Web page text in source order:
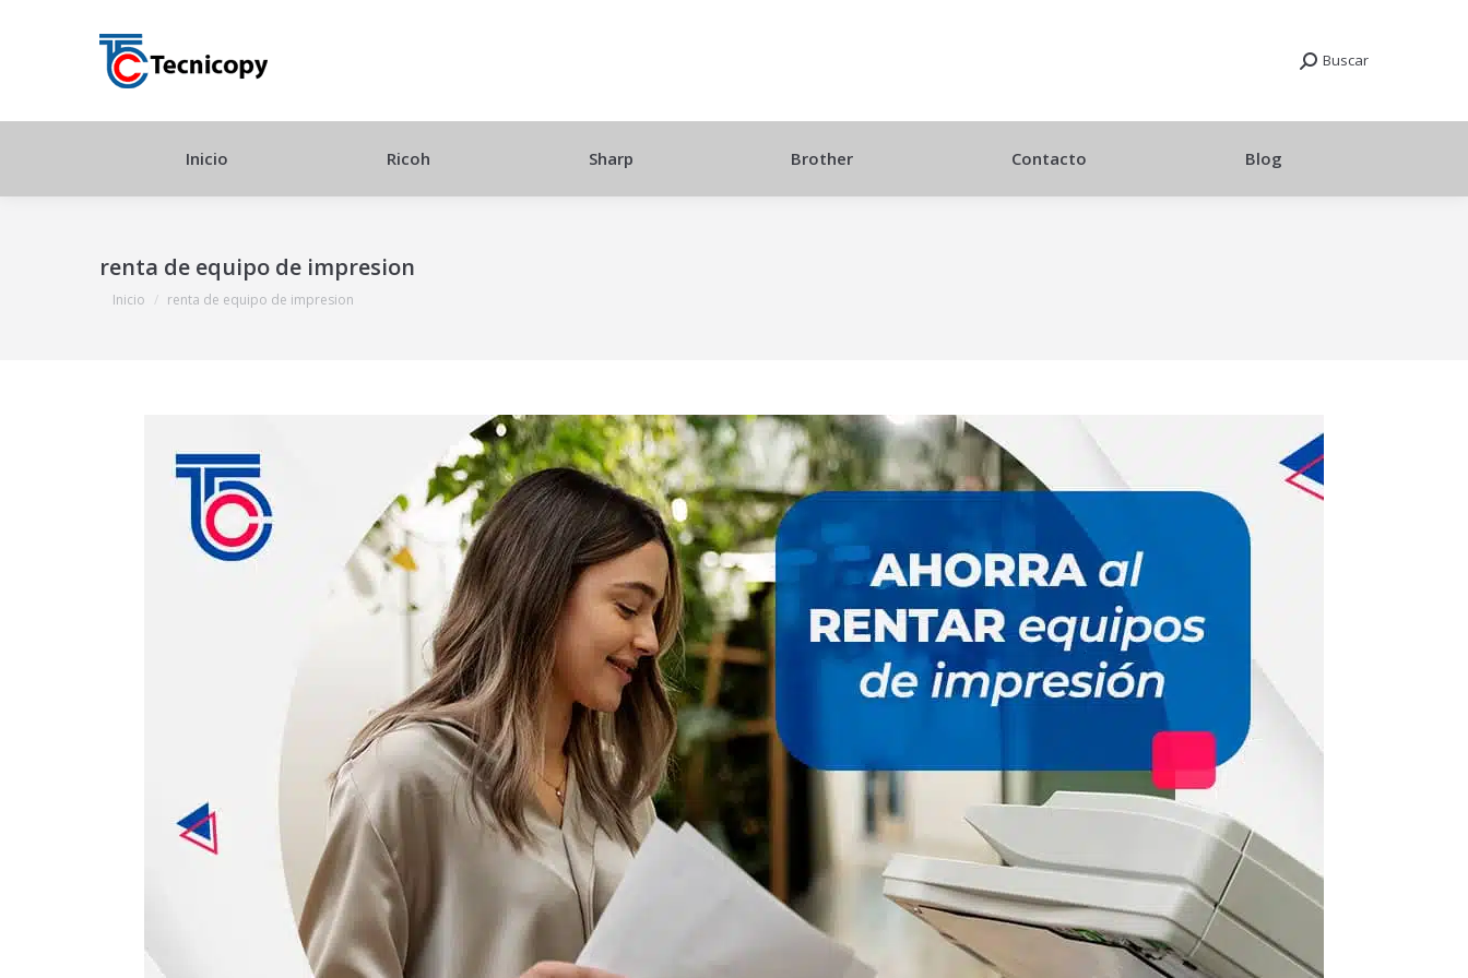
Buscar
Inicio Ricoh Sharp Brother Contacto Blog
renta de equipo de impresion
Estás aquí:
Inicio renta de equipo de impresion